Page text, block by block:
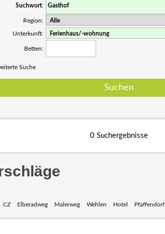
Suchwort:
Region:
Unterkunft:
Betten:
Suche
0 Suchergebnisse
CZ Elberadweg Malerweg Wehlen Hotel Pfaffendorf